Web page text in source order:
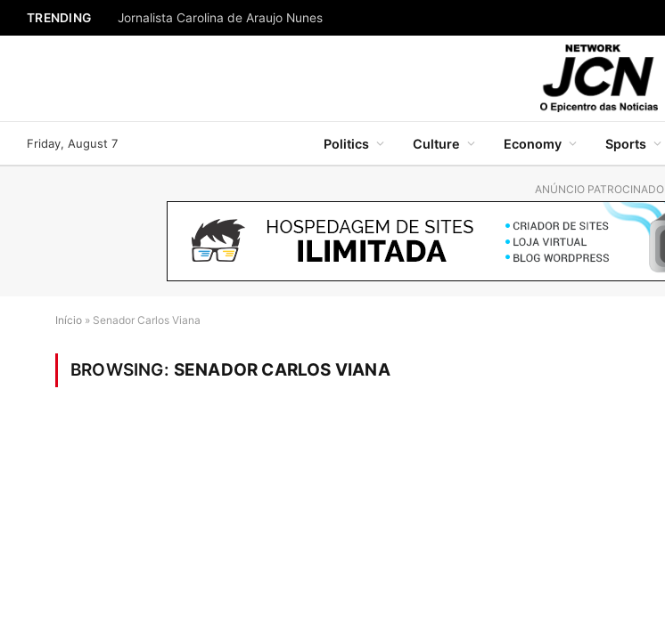
TRENDING Jornalista Carolina de Araujo Nunes
Friday, August 7 Politics Culture Economy Sports
ANÚNCIO PATROCINADO
Início » Senador Carlos Viana
BROWSING: SENADOR CARLOS VIANA